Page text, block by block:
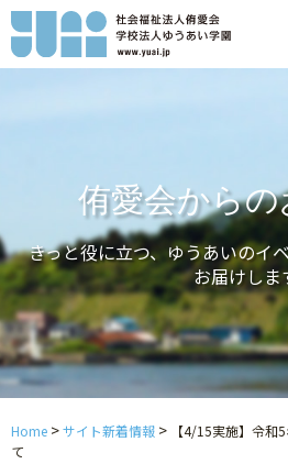
侑愛会から
きっと役に立つ、ゆうあいのイ
お届けしま
Home >サイト新着情報 >
【4/15実施】令和
て